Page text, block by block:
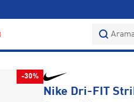
-30%
Nike Dri-FIT